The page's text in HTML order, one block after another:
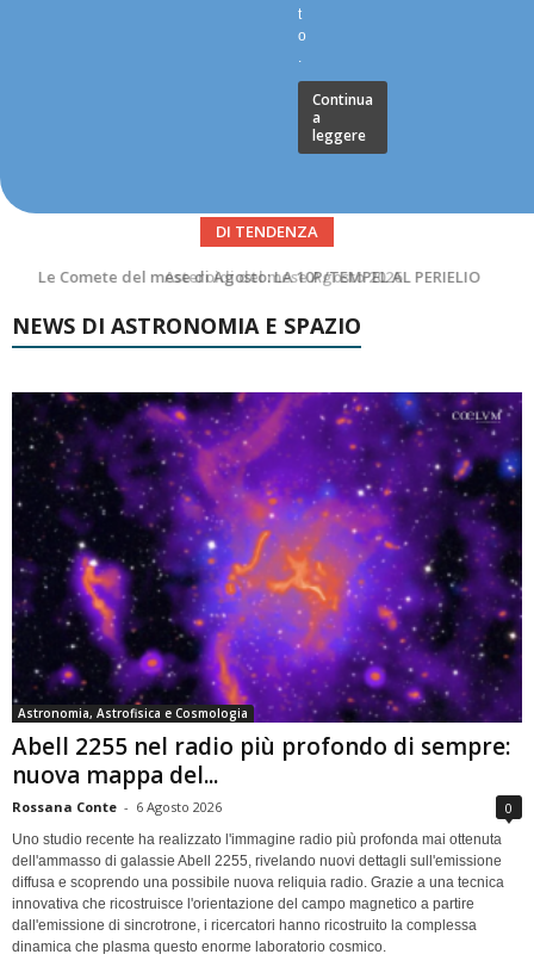
t
o
.
Continua
a
leggere
DI TENDENZA
Asteroidi del mese Agosto 2026
NEWS DI ASTRONOMIA E SPAZIO
Astronomia, Astrofisica e Cosmologia
Abell 2255 nel radio più profondo di sempre:
nuova mappa del...
Rossana Conte - 6 Agosto 2026 0
Uno studio recente ha realizzato l'immagine radio più profonda mai ottenuta
dell'ammasso di galassie Abell 2255, rivelando nuovi dettagli sull'emissione
diffusa e scoprendo una possibile nuova reliquia radio. Grazie a una tecnica
innovativa che ricostruisce l'orientazione del campo magnetico a partire
dall'emissione di sincrotrone, i ricercatori hanno ricostruito la complessa
dinamica che plasma questo enorme laboratorio cosmico.